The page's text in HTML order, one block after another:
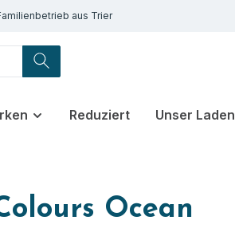
aus Trier
Reduziert Unser Laden
Ocean